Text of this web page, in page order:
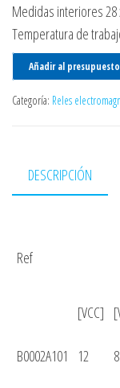
Medidas interiores 28
Temperatura de
Añadir al presupuesto
Categoría: Reles
DESCRIPCIÓN
Ref
[VCC]
B0002A101 12 8